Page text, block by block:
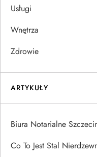
Usługi
Wnętrza
Zdrowie
ARTYKUŁY
Biura Notarialne
Co To Jest Stal